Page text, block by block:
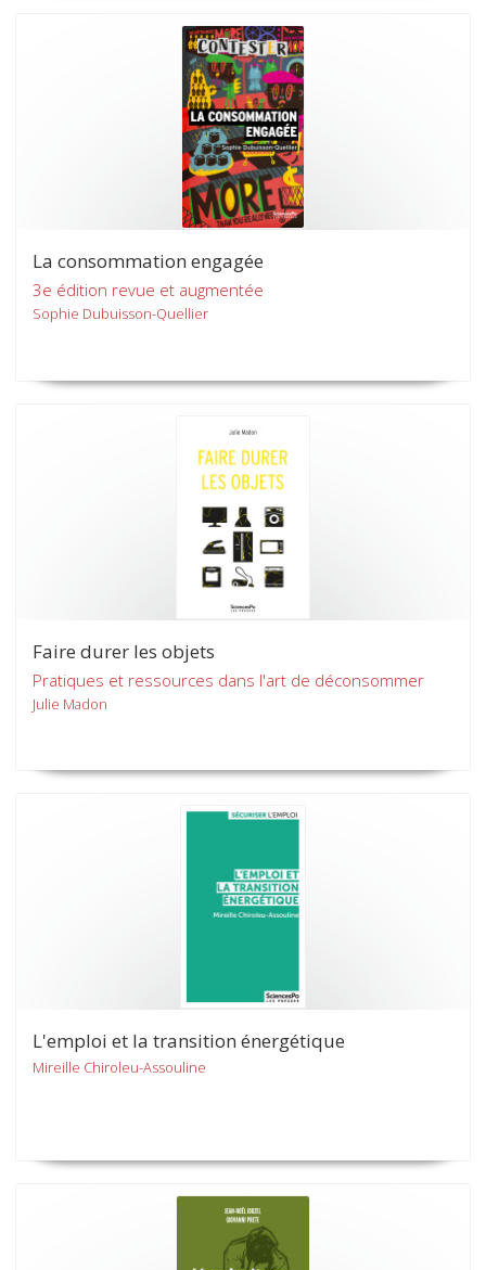
La consommation engagée
3e édition revue et augmentée
Sophie Dubuisson-Quellier
Faire durer les objets
Pratiques et ressources dans l'art de déconsommer
Julie Madon
L'emploi et la transition énergétique
Mireille Chiroleu-Assouline